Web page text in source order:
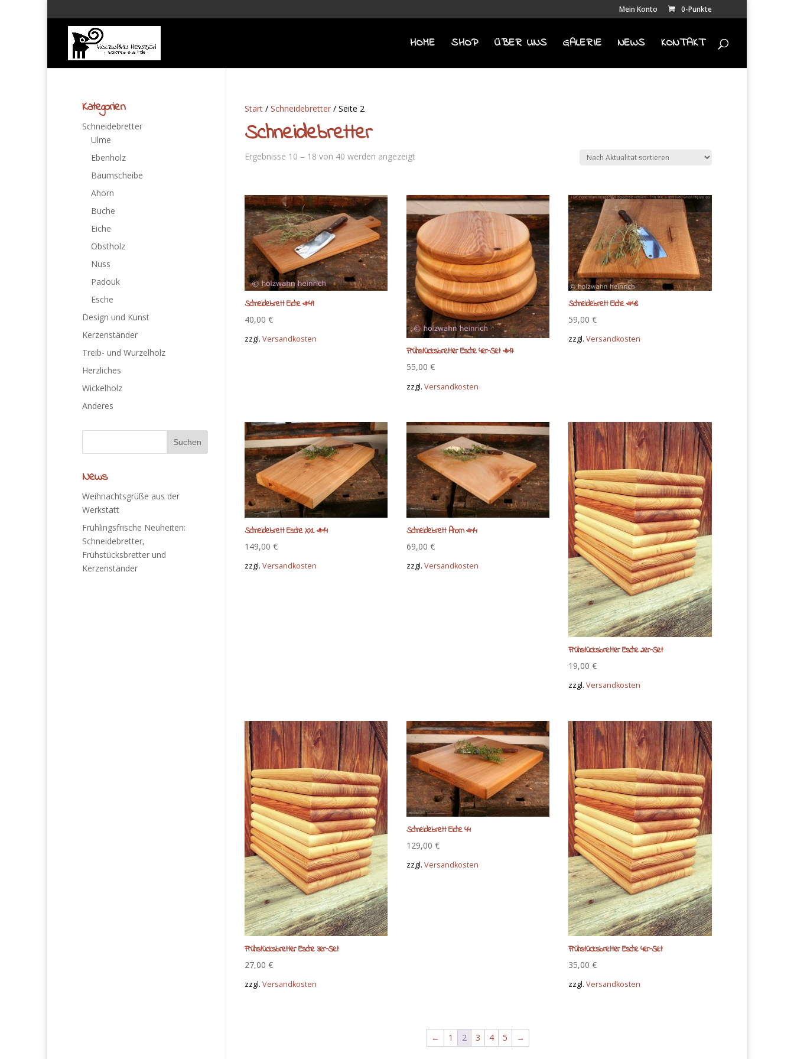
Mein Konto 0-Punkte
HOME SHOP ÜBER UNS GALERIE NEWS KONTAKT
Start/ Schneidebretter/ Seite 2
Schneidebretter
Ergebnisse 10 – 18 von 40 werden angezeigtNach
Schneidebrett Eiche #49
40,00 €
zzgl. Versandkosten
Frühstücksbretter Esche 4er-Set #17
55,00 €
zzgl. Versandkosten
Schneidebrett Eiche #48
59,00€
zzgl.Versandkosten
Schneidebrett Esche XXL #14
149,00 €
zzgl. Versandkosten
Schneidebrett Ahorn #14
69,00 €
zzgl. Versandkosten
Frühstücksbretter Esche 2er-Set
19,00€
zzgl.Versandkosten
Frühstücksbretter Esche 3er-Set
27,00 €
zzgl. Versandkosten
Schneidebrett Eiche 44
129,00 €
zzgl. Versandkosten
Frühstücksbretter Esche 4er-Set
35,00€
zzgl.Versandkosten
← 1 2 3 4 5 →
Kategorien
Schneidebretter
Ulme
Ebenholz
Baumscheibe
Ahorn
Buche
Eiche
Obstholz
Nuss
Padouk
Esche
Design und Kunst
Kerzenständer
Treib- und Wurzelholz
Herzliches
Wickelholz
Anderes
News
Weihnachtsgrüße aus der
Werkstatt
Frühlingsfrische Neuheiten:
Schneidebretter,
Frühstücksbretter und
Kerzenständer